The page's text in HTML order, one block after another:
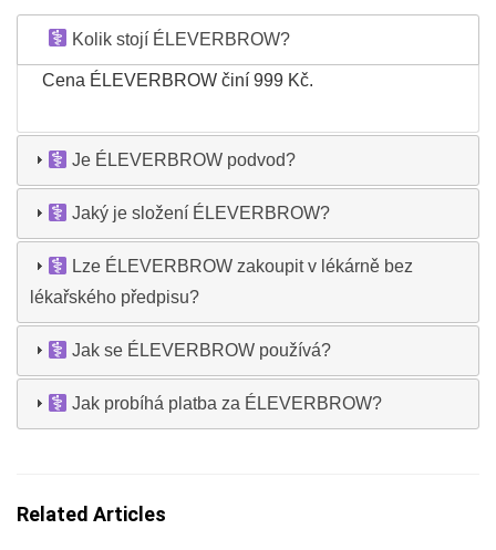
Kolik stojí ÉLEVERBROW?
Cena ÉLEVERBROW činí 999 Kč.
Je ÉLEVERBROW podvod?
Jaký je složení ÉLEVERBROW?
Lze ÉLEVERBROW zakoupit v lékárně bez
lékařského předpisu?
Jak se ÉLEVERBROW používá?
Jak probíhá platba za ÉLEVERBROW?
Related Articles